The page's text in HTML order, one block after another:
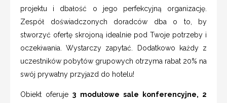
projektu i dbałość o jego perfekcyjną organizację.
Zespół doświadczonych doradców dba o to, by
stworzyć ofertę skrojoną idealnie pod Twoje potrzeby i
oczekiwania. Wystarczy zapytać. Dodatkowo każdy z
uczestników pobytów grupowych otrzyma rabat 20% na
swój prywatny przyjazd do hotelu!
Obiekt oferuje3 modułowe sale konferencyjne, 2